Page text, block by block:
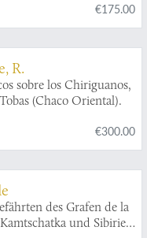
€175.00
R.
sobre los Chiriguanos,
(Chaco Oriental).
€300.00
des Grafen de la
und Sibirien